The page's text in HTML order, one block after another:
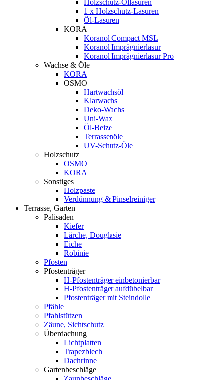
Holzschutz-Öllasuren
1 x Holzschutz-Lasuren
Öl-Lasuren
KORA
Koranol Compact MSL
Koranol Imprägnierlasur
Koranol Imprägnierlasur Pro
Wachse & Öle
KORA
OSMO
Hartwachsöl
Klarwachs
Deko-Wachs
Uni-Wax
Öl-Beize
Terrassenöle
UV-Schutz-Öle
Holzschutz
OSMO
KORA
Sonstiges
Holzpaste
Verdünnung & Pinselreiniger
Terrasse, Garten
Palisaden
Kiefer
Lärche, Douglasie
Eiche
Robinie
Pfosten
Pfostenträger
H-Pfostenträger einbetonierbar
H-Pfostenträger aufdübelbar
Pfostenträger mit Steindolle
Pfähle
Pfahlstützen
Zäune, Sichtschutz
Überdachung
Lichtplatten
Trapezblech
Dachrinne
Gartenbeschläge
Zaunbeschläge